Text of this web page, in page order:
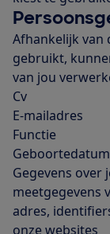
Afhankelijk van
gebruikt,
van jou
Cv
E-mailadres
Functie
Geboortedatum
Gegevens over
meetgegevens
adres,
onze websites